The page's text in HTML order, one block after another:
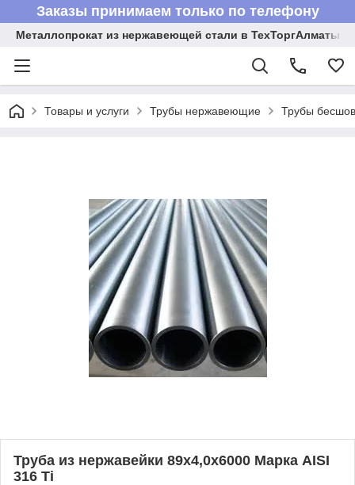
Заказы принимаем только по телефону
Металлопрокат из нержавеющей стали в ТехТоргАлматы
Товары и услуги Трубы нержавеющие Трубы
Труба из нержавейки 89х4,0х6000 Марка AISI
316 Ti